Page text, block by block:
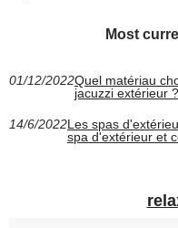
Most
01/12/2022Quel matériau
jacuzzi extérieur ?
14/6/2022Les spas
spa d'extérieur et